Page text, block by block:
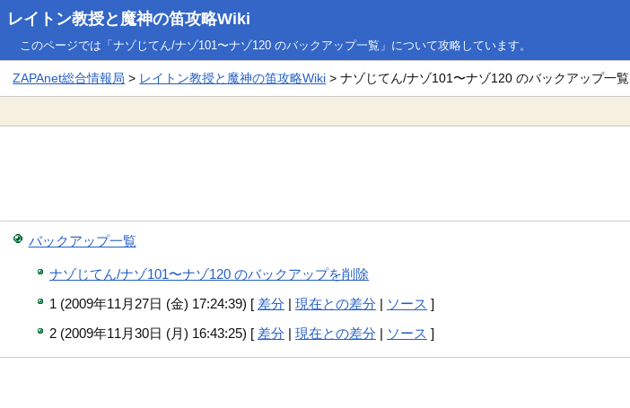
レイトン教授と魔神の笛攻略Wiki
このページでは「ナゾじてん/ナゾ101〜ナゾ120 のバックアップ一覧」について攻略しています。
ZAPAnet総合情報局 > レイトン教授と魔神の笛攻略Wiki > ナゾじてん/ナゾ101〜ナゾ120 のバックアップ一覧
バックアップ一覧
ナゾじてん/ナゾ101〜ナゾ120 のバックアップを削除
1 (2009年11月27日 (金) 17:24:39) [ 差分 |現在との差分 | ソース ]
2 (2009年11月30日 (月) 16:43:25) [ 差分 |現在との差分 | ソース ]